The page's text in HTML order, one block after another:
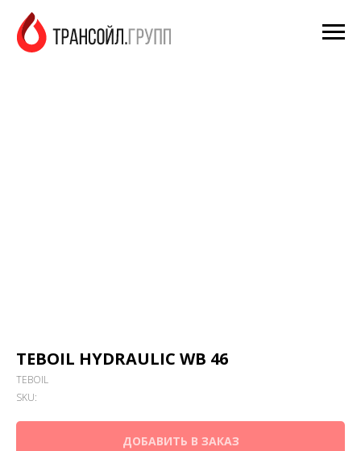
TEBOIL HYDRAULIC WB 46
TEBOIL
SKU:
ДОБАВИТЬ В ЗАКАЗ